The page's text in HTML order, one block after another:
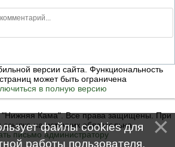
версии сайта. Функциональность
может быть ограничена
в полную версию
Кама". Все права защищены. При
ссылка на источник обязательна
письмо администратору
файлы cookies для
работы пользователя.